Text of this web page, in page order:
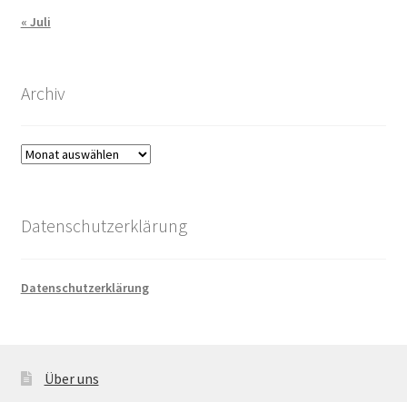
« Juli
Archiv
Archiv
Datenschutzerklärung
Datenschutzerklärung
Über uns